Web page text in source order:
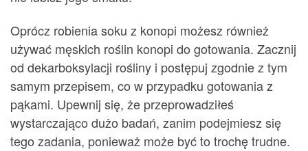
Oprócz robienia soku z konopi możesz również
używać męskich roślin konopi do gotowania. Zacznij
od dekarboksylacji rośliny i postępuj zgodnie z tym
samym przepisem, co w przypadku gotowania z
pąkami. Upewnij się, że przeprowadziłeś
wystarczająco dużo badań, zanim podejmiesz się
tego zadania, ponieważ może być to trochę trudne.